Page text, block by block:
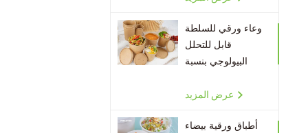
وعاء ورقي للسلطة
قابل للتحلل
البيولوجي بنسبة
عرض المزيد
أطباق ورقية بيضاء